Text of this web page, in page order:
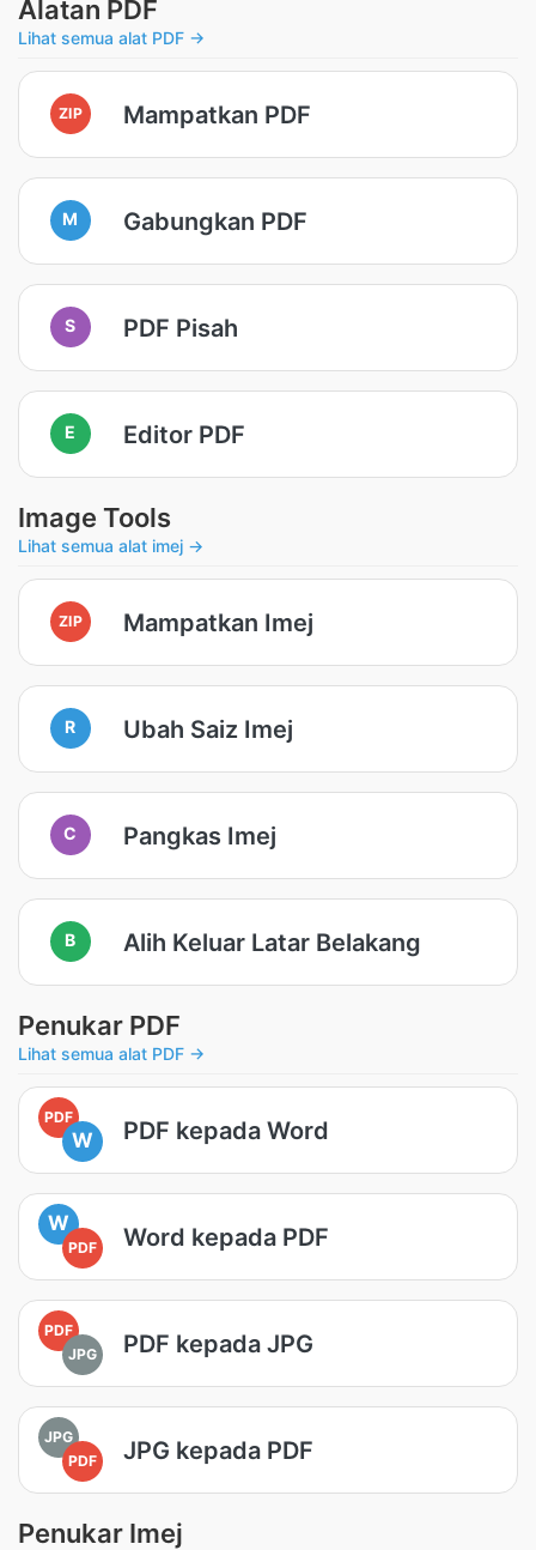
Alatan PDF
Lihat semua alat PDF →
ZIP Mampatkan PDF
M Gabungkan PDF
S PDF Pisah
E Editor PDF
Image Tools
Lihat semua alat imej →
ZIP Mampatkan Imej
R Ubah Saiz Imej
C Pangkas Imej
B Alih Keluar Latar Belakang
Penukar PDF
Lihat semua alat PDF →
PDF
W PDF kepada Word
W
PDF Word kepada PDF
PDF
JPG
PDF kepada JPG
JPG
PDF
JPG kepada PDF
Penukar Imej